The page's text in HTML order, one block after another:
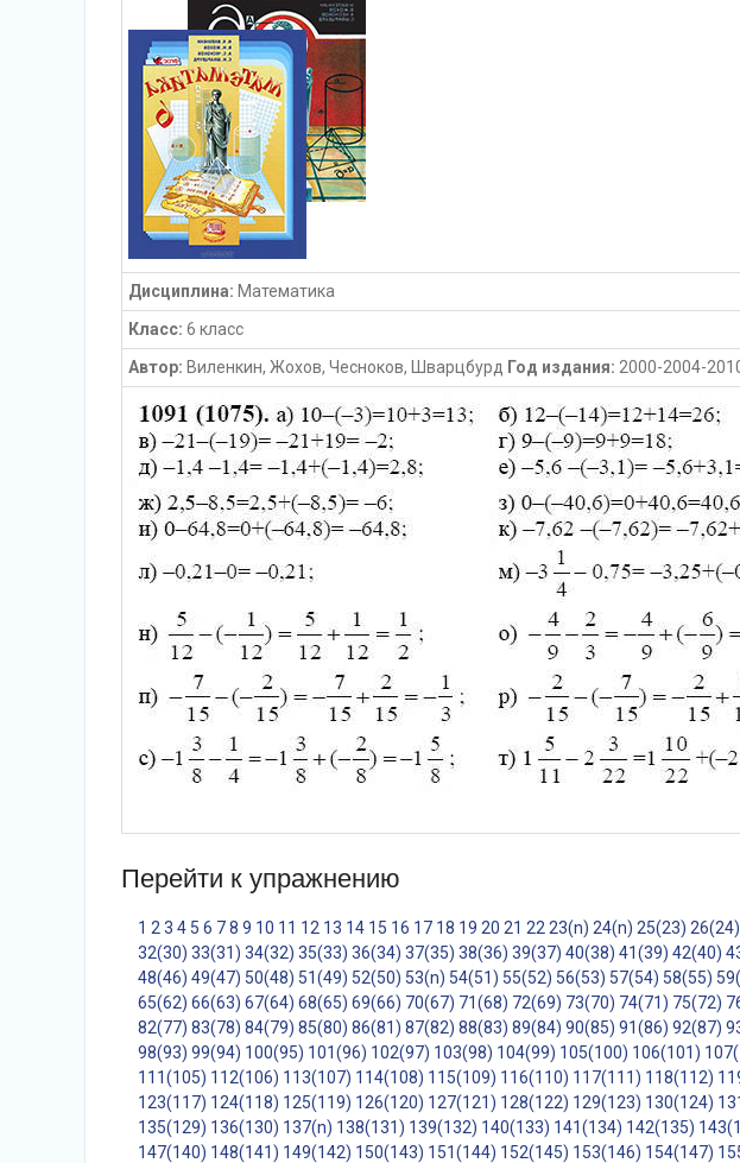
Дисциплина: Математика
Класс: 6 класс
Автор: Виленкин, Жохов, Чесноков, Шварцбурд Год издания: 2000-2004-
Перейти к упражнению
1 2 3 4 5 6 78 9 10 11 12 13 14 15 16 17 18 19 20 21 22 23(n) 24(n) 25(23) 26(24)
32(30) 33(31) 34(32) 35(33) 36(34) 37(35) 38(36) 39(37) 40(38) 41(39) 42(40)
48(46) 49(47) 50(48) 51(49) 52(50) 53(n) 54(51) 55(52) 56(53) 57(54) 58(55)
65(62) 66(63) 67(64) 68(65) 69(66) 70(67) 71(68) 72(69) 73(70) 74(71) 75(72)
82(77) 83(78) 84(79) 85(80) 86(81) 87(82) 88(83) 89(84) 90(85) 91(86) 92(87)
98(93) 99(94) 100(95) 101(96) 102(97) 103(98) 104(99) 105(100) 106(101)
111(105) 112(106) 113(107) 114(108) 115(109) 116(110) 117(111) 118(112)
123(117) 124(118) 125(119) 126(120) 127(121) 128(122) 129(123) 130(124)
135(129) 136(130) 137(n) 138(131) 139(132) 140(133) 141(134) 142(135)
147(140) 148(141) 149(142) 150(143) 151(144) 152(145) 153(146) 154(147)